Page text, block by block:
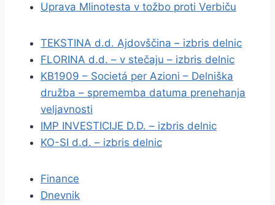
Uprava Mlinotesta v tožbo proti Verbiču
TEKSTINA d.d. Ajdovščina – izbris delnic
FLORINA d.d. – v stečaju – izbris delnic
KB1909 – Societá per Azioni – Delniška
družba – sprememba datuma prenehanja
veljavnosti
IMP INVESTICIJE D.D. – izbris delnic
KO-SI d.d. – izbris delnic
Finance
Dnevnik